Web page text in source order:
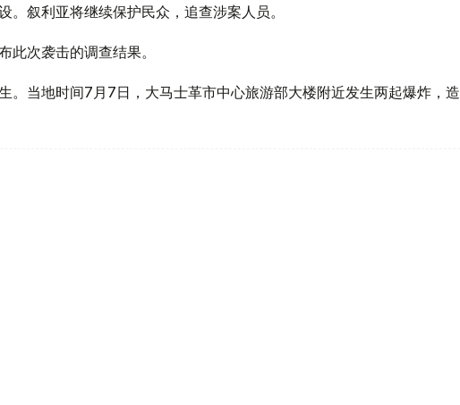
。叙利亚将继续保护民众，追查涉案人员。
此次袭击的调查结果。
。当地时间7月7日，大马士革市中心旅游部大楼附近发生两起爆炸，造